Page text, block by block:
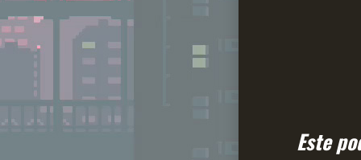
Este